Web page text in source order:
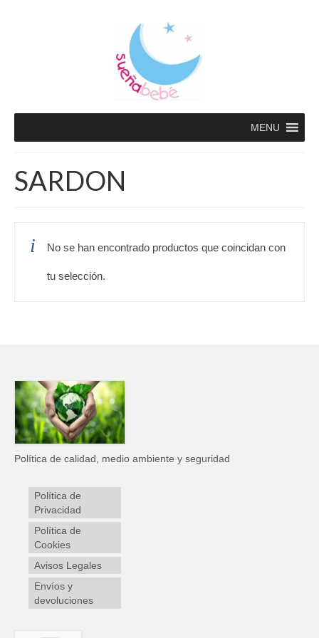
MENU
SARDON
No se han encontrado productos que coincidan con
tu selección.
Política de calidad, medio ambiente y seguridad
Política de
Privacidad
Política de
Cookies
Avisos Legales
Envíos y
devoluciones